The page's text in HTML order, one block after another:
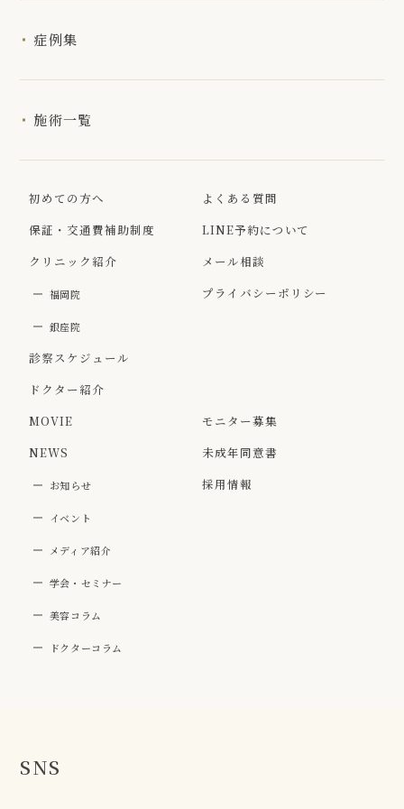
症例集
施術一覧
初めての方へ
保証・交通費補助制度
クリニック紹介
福岡院
銀座院
診察スケジュール
ドクター紹介
MOVIE
NEWS
お知らせ
イベント
メディア紹介
学会・セミナー
美容コラム
ドクターコラム
よくある質問
LINE予約について
メール相談
プライバシーポリシー
モニター募集
未成年同意書
採用情報
SNS